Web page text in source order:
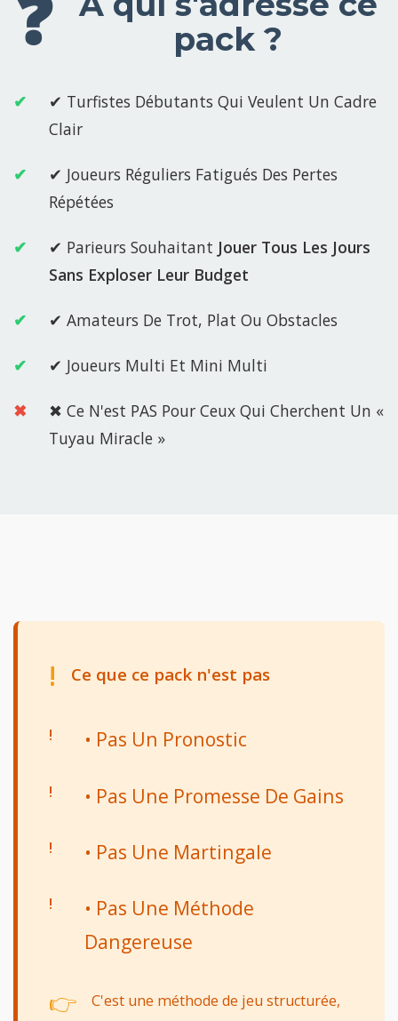
pack ?
✔ Turfistes Débutants Qui Veulent Un Cadre
Clair
✔ Joueurs Réguliers Fatigués Des Pertes
Répétées
✔ Parieurs Souhaitant Jouer Tous Les Jours
Sans Exploser Leur Budget
✔ Amateurs De Trot, Plat Ou Obstacles
✔ Joueurs Multi Et Mini Multi
✖ Ce N'est PAS Pour Ceux Qui Cherchent Un «
Tuyau Miracle »
! Ce que ce pack n'est pas
• Pas Un Pronostic
• Pas Une Promesse De Gains
• Pas Une Martingale
• Pas Une Méthode
Dangereuse
👉
C'est une méthode de jeu structurée,